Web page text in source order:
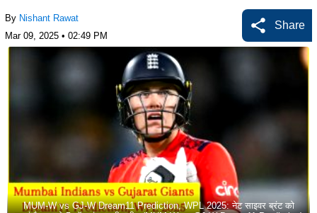
By Nishant Rawat
Mar 09, 2025 • 02:49 PM
Share
MUM-W vs GJ-W Dream11 Prediction, WPL 2025: नेट साइवर ब्रंट को